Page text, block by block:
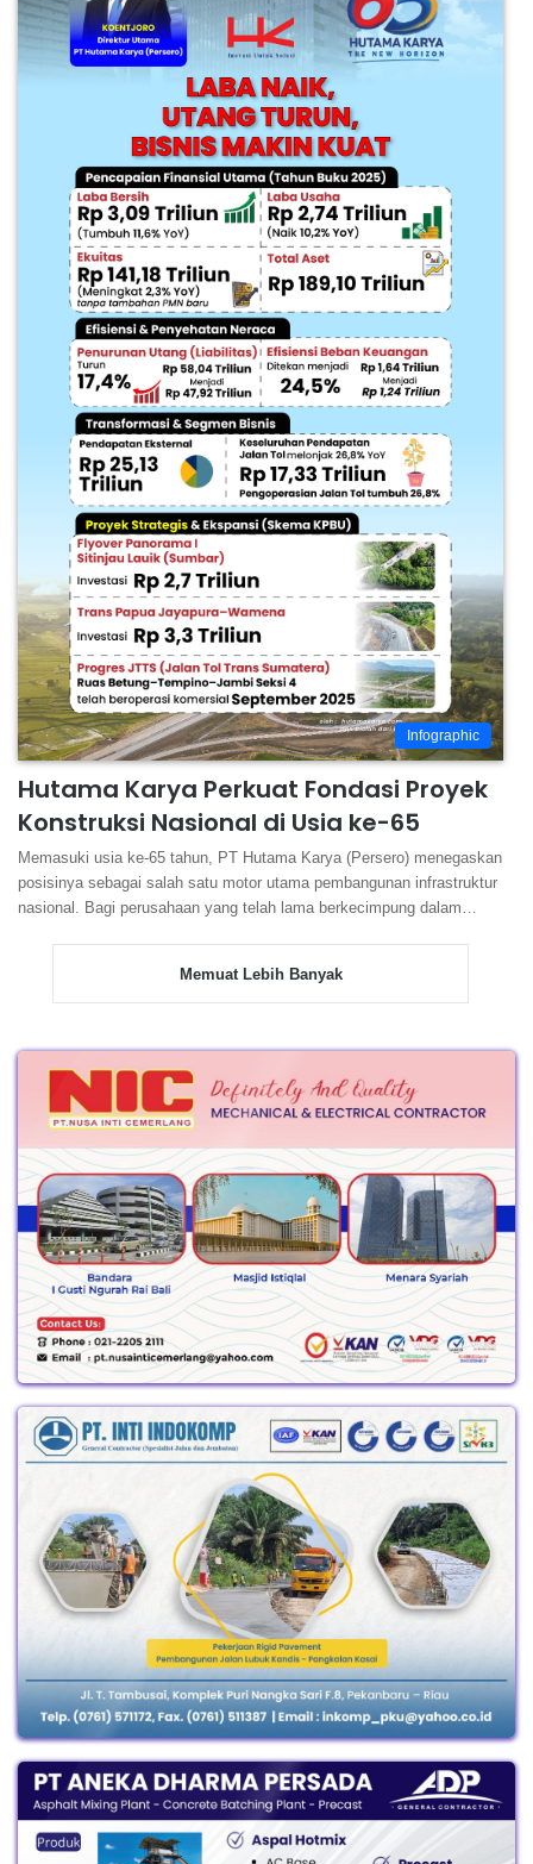
Infographic
Hutama Karya Perkuat Fondasi Proyek
Konstruksi Nasional di Usia ke-65
Memasuki usia ke-65 tahun, PT Hutama Karya (Persero) menegaskan
posisinya sebagai salah satu motor utama pembangunan infrastruktur
nasional. Bagi perusahaan yang telah lama berkecimpung dalam…
Memuat Lebih Banyak